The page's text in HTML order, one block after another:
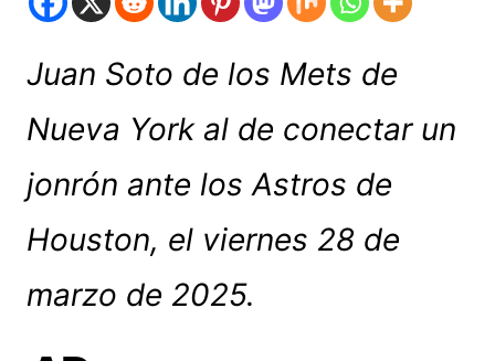
Juan Soto de los Mets de
Nueva York al de conectar un
jonrón ante los Astros de
Houston, el viernes 28 de
marzo de 2025.